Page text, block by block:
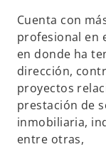
Cuenta con
profesional en
en donde ha
dirección,
proyectos
prestación de
inmobiliaria,
entre otras,